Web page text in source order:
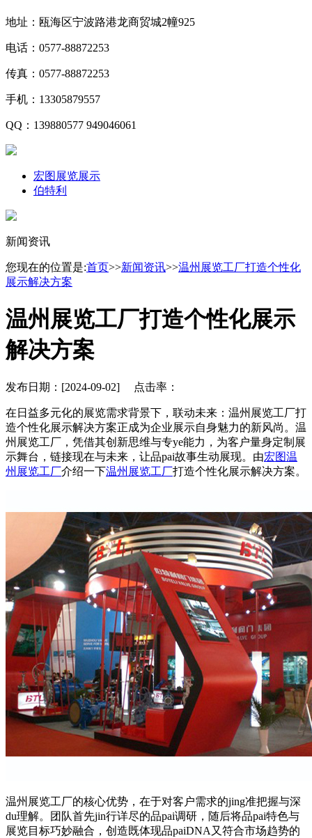
地址：瓯海区宁波路港龙商贸城2幢925
电话：0577-88872253
传真：0577-88872253
手机：13305879557
QQ：139880577 949046061
宏图展览展示
伯特利
新闻资讯
您现在的位置是:首页>>新闻资讯>>温州展览工厂打造个性化
展示解决方案
温州展览工厂打造个性化展示
解决方案
发布日期：[2024-09-02] 点击率：
在日益多元化的展览需求背景下，联动未来：温州展览工厂打
造个性化展示解决方案正成为企业展示自身魅力的新风尚。温
州展览工厂，凭借其创新思维与专ye能力，为客户量身定制展
示舞台，链接现在与未来，让品pai故事生动展现。由宏图温
州展览工厂介绍一下温州展览工厂打造个性化展示解决方案。
温州展览工厂的核心优势，在于对客户需求的jing准把握与深
du理解。团队首先jin行详尽的品pai调研，随后将品pai特色与
展览目标巧妙融合，创造既体现品paiDNA又符合市场趋势的